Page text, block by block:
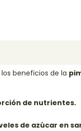
beneficios de la
de nutrientes.
de azúcar en